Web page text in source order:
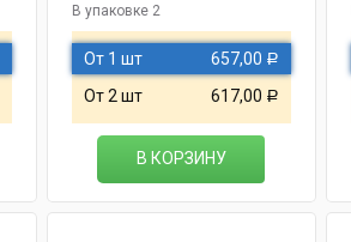
В упаковке 2
От 1 шт 657,00 Р
От 2 шт 617,00 Р
В КОРЗИНУ